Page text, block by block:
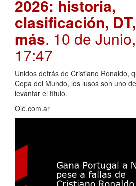
2026: historia,
clasificación,
más. 10 de
17:47
Unidos detrás de Cristiano Ronaldo,
Copa del Mundo, los lusos son uno
levantar el título.
Olé.com.ar